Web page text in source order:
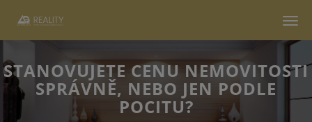
STANOVUJETE CENU NEMOVITOSTI
SPRÁVNĚ, NEBO JEN PODLE
POCITU?